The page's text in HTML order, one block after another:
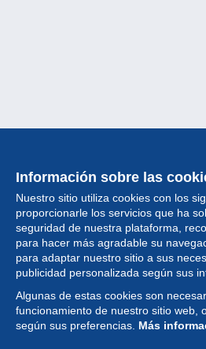
Información sobre las
Nuestro sitio utiliza cookies con los
proporcionarle los servicios que ha
seguridad de nuestra plataforma,
para hacer más agradable su
para adaptar nuestro sitio a sus
publicidad personalizada según sus
Algunas de estas cookies son
funcionamiento de nuestro sitio web,
según sus preferencias. Más
Colección
Noticias
Funcionalidad